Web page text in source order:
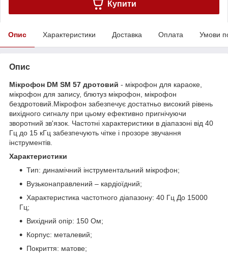
Купити
Опис Характеристики Доставка Оплата Умови
Опис
Мікрофон DM SM 57 дротовий - мікрофон для караоке,
мікрофон для запису, блютуз мікрофон, мікрофон
бездротовий.Мікрофон забезпечує достатньо високий рівень
вихідного сигналу при цьому ефективно пригнічуючи
зворотний зв'язок. Частотні характеристики в діапазоні від 40
Гц до 15 кГц забезпечують чітке і прозоре звучання
інструментів.
Характеристики
Тип: динамічний інструментальний мікрофон;
Вузьконаправлений – кардіоїдний;
Характеристика частотного діапазону: 40 Гц До 15000
Гц;
Вихідний опір: 150 Ом;
Корпус: металевий;
Покриття: матове;